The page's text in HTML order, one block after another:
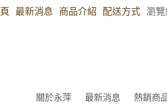
最新消息 商品介紹 配送方式 瀏
關於永萍 最新消息 熱銷商